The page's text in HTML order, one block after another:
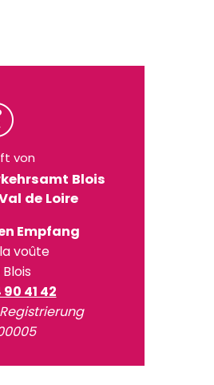
von
Blois
de Loire
Empfang
voûte
90 41 42